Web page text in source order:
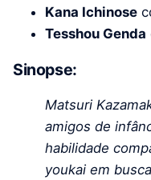
Kana Ichinose
Tesshou Genda
Sinopse:
Matsuri
amigos de
habilidade
youkai em